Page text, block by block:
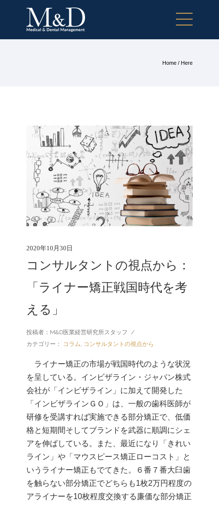
Home / Here
2020年10月30日
コンサルタントの視点から：
「ライナー矯正戦国時代を考
える」
投稿者：M&D医業経営研究所スタッフ /
カテゴリー：
コラム, コンサルタントの視点から
ライナー矯正の市場が戦国時代のような状況
を呈している。インビザライン・ジャパン株式
会社が「インビザライン」に加えて開発した
「インビザラインＧＯ」は、一般の歯科医師が
研修を受講すれば実施できる部分矯正で、低価
格と短期間そしてブランドを武器に順調にシェ
アを伸ばしている。また、最近になり「きれい
ライン」や「マウスピース矯正ローコスト」と
いうライナー矯正もでてきた。６番７番大臼歯
を触らない部分矯正でどちらも1枚2万円程度の
アライナーを10枚程度交換する廉価な部分矯正